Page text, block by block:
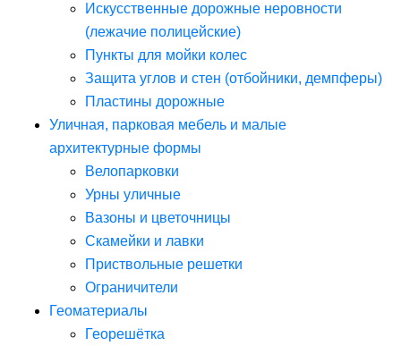
Искусственные дорожные неровности
(лежачие полицейские)
Пункты для мойки колес
Защита углов и стен (отбойники, демпферы)
Пластины дорожные
Уличная, парковая мебель и малые
архитектурные формы
Велопарковки
Урны уличные
Вазоны и цветочницы
Скамейки и лавки
Приствольные решетки
Ограничители
Геоматериалы
Георешётка